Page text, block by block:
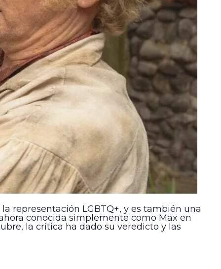
representación LGBTQ+, y es también una
conocida simplemente como Max en
la crítica ha dado su veredicto y las